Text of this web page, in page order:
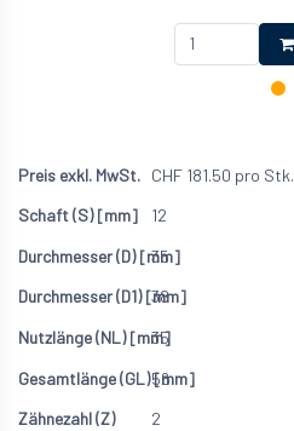
CHF 181.50 pro Stk.
12
35
38
35
56
2